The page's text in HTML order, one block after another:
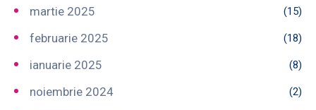
martie 2025 (15)
februarie 2025 (18)
ianuarie 2025 (8)
noiembrie 2024 (2)